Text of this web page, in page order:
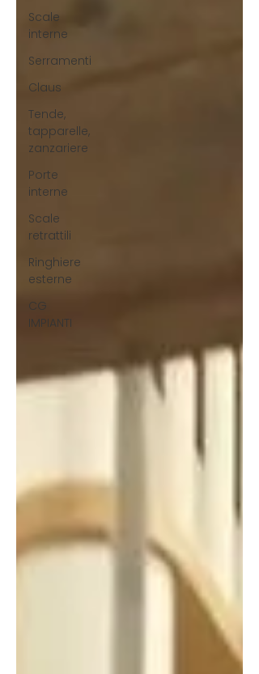
Scale
interne
Serramenti
Claus
Tende,
tapparelle,
zanzariere
Porte
interne
Scale
retrattili
Ringhiere
esterne
CG
IMPIANTI